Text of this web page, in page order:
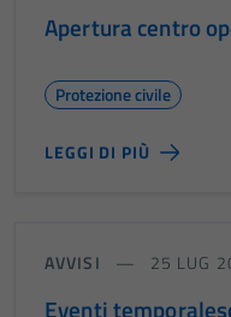
Apertura centro
Protezione civile
LEGGI DI PIÙ
AVVISI 25 LUG
Eventi